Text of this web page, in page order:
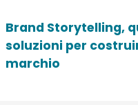
Brand Storytelling,
soluzioni per
marchio